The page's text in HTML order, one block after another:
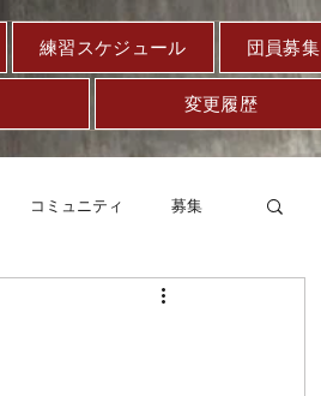
練習スケジュール 団員募集
変更履歴
コミュニティ 募集